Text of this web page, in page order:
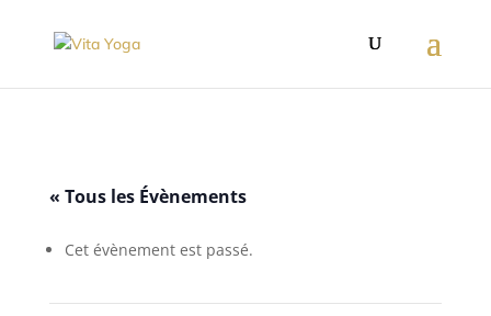
« Tous les Évènements
Cet évènement est passé.